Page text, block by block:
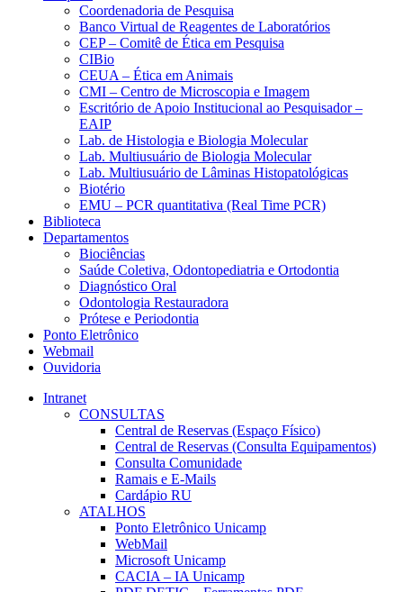
Coordenadoria de Pesquisa
Banco Virtual de Reagentes de Laboratórios
CEP – Comitê de Ética em Pesquisa
CIBio
CEUA – Ética em Animais
CMI – Centro de Microscopia e Imagem
Escritório de Apoio Institucional ao Pesquisador –
EAIP
Lab. de Histologia e Biologia Molecular
Lab. Multiusuário de Biologia Molecular
Lab. Multiusuário de Lâminas Histopatológicas
Biotério
EMU – PCR quantitativa (Real Time PCR)
Biblioteca
Departamentos
Biociências
Saúde Coletiva, Odontopediatria e Ortodontia
Diagnóstico Oral
Odontologia Restauradora
Prótese e Periodontia
Ponto Eletrônico
Webmail
Ouvidoria
Intranet
CONSULTAS
Central de Reservas (Espaço Físico)
Central de Reservas (Consulta Equipamentos)
Consulta Comunidade
Ramais e E-Mails
Cardápio RU
ATALHOS
Ponto Eletrônico Unicamp
WebMail
Microsoft Unicamp
CACIA – IA Unicamp